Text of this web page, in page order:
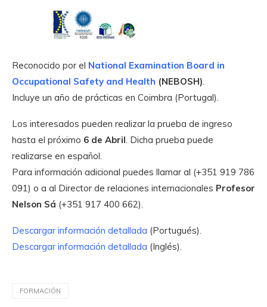
Reconocido por el National Examination Board in
Occupational Safety and Health (NEBOSH).
Incluye un año de prácticas en Coimbra (Portugal).
Los interesados pueden realizar la prueba de ingreso
hasta el próximo 6 de Abril. Dicha prueba puede
realizarse en español.
Para información adicional puedes llamar al (+351 919 786
091) o a al Director de relaciones internacionales Profesor
Nelson Sá (+351 917 400 662).
Descargar información detallada (Portugués).
Descargar información detallada (Inglés).
FORMACIÓN